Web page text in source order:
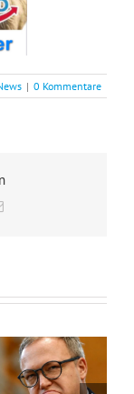
| 0 Kommentare
E-